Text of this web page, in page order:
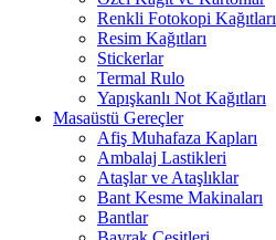
Renkli Fotokopi Kağıtları
Resim Kağıtları
Stickerlar
Termal Rulo
Yapışkanlı Not Kağıtları
Masaüstü Gereçler
Afiş Muhafaza Kapları
Ambalaj Lastikleri
Ataşlar ve Ataşlıklar
Bant Kesme Makinaları
Bantlar